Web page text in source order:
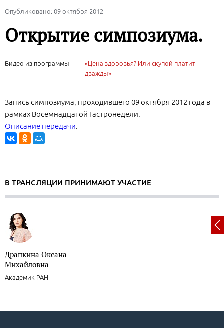
Опубликовано: 09 октября 2012
Открытие симпозиума.
Видео из программы
«Цена здоровья? Или скупой платит
дважды»
Запись симпозиума, проходившего 09 октября 2012 года в
рамках Восемнадцатой Гастронедели.
Описание передачи.
В ТРАНСЛЯЦИИ ПРИНИМАЮТ УЧАСТИЕ
Драпкина Оксана
Михайловна
Академик РАН